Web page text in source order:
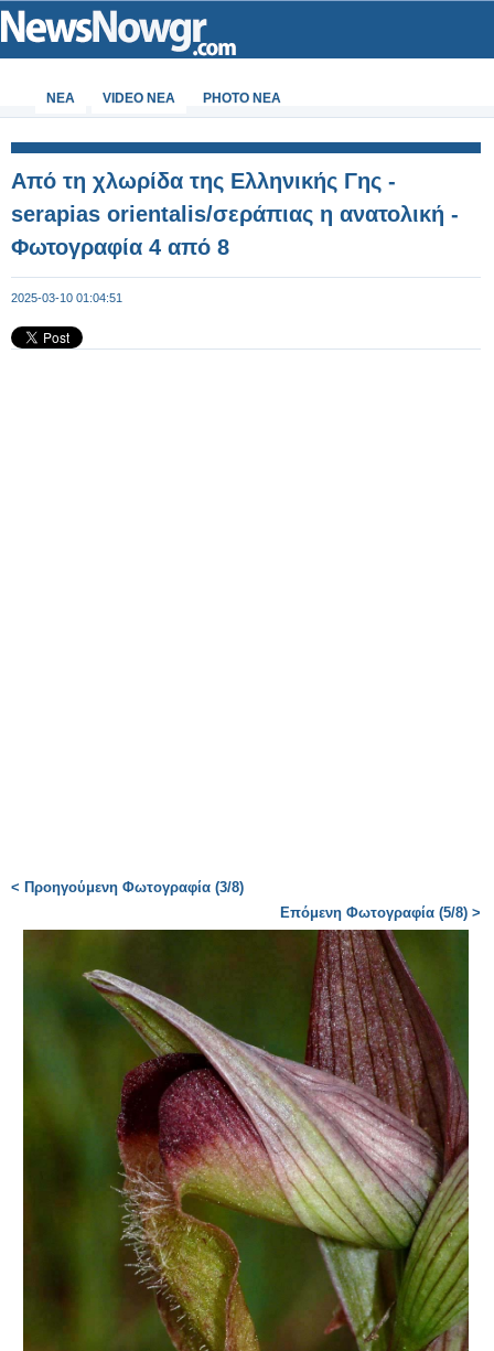
ΝΕΑ VIDEO NEA PHOTO NEA
Από τη χλωρίδα της Ελληνικής Γης -
serapias orientalis/σεράπιας η ανατολική -
Φωτογραφία 4 από 8
2025-03-10 01:04:51
< Προηγούμενη Φωτογραφία (3/8)
Επόμενη Φωτογραφία (5/8) >